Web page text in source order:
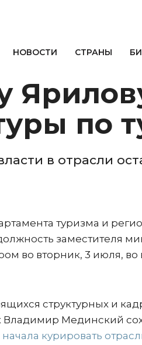
НОВОСТИ СТРАНЫ
по
в отрасли
туризма и
заместителя
во вторник, 3 июля,
структурных и
Владимир Мединский
начала курировать